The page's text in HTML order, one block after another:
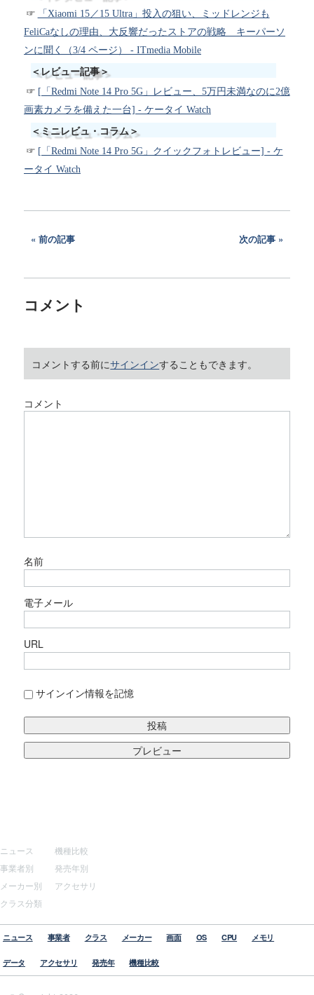
「Xiaomi 15／15 Ultra」投入の狙い、ミッドレンジも
FeliCaなしの理由、大反響だったストアの戦略 キーパーソ
ンに聞く（3/4 ページ） - ITmedia Mobile
＜レビュー記事＞
[「Redmi Note 14 Pro 5G」レビュー、5万円未満なのに2億
画素カメラを備えた一台] - ケータイ Watch
＜ミニレビュ・コラム＞
[「Redmi Note 14 Pro 5G」クイックフォトレビュー] - ケ
ータイ Watch
前の記事 次の記事
コメント
コメントする前にサインインすることもできます。
コメント
名前
電子メール
URL
サインイン情報を記憶
ニュース
事業者別
メーカー別
クラス分類
機種比較
発売年別
アクセサリ
ニュース 事業者 クラス メーカー 画面 OS CPU メモリ
データ アクセサリ 発売年 機種比較